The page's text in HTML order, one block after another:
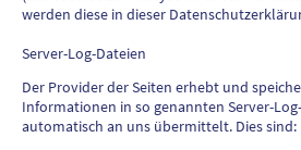
werden diese in dieser
Server-Log-Dateien
Der Provider der Seiten erhebt und
Informationen in so genannten Server-
automatisch an uns übermittelt. Dies sind: